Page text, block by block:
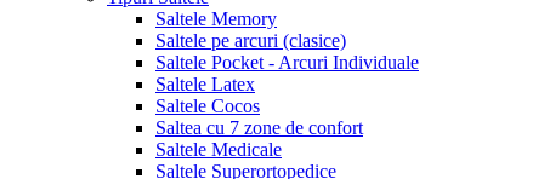
Saltele Memory
Saltele pe arcuri (clasice)
Saltele Pocket - Arcuri Individuale
Saltele Latex
Saltele Cocos
Saltea cu 7 zone de confort
Saltele Medicale
Saltele Superortopedice